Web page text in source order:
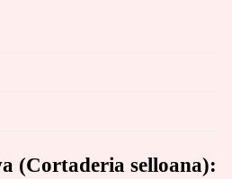
(Cortaderia selloana):